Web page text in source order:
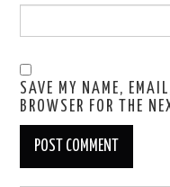
SAVE MY NAME,
BROWSER FOR THE